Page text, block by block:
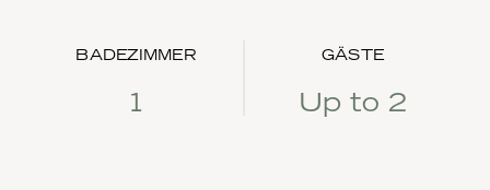
BADEZIMMER
1
GÄSTE
Up to 2